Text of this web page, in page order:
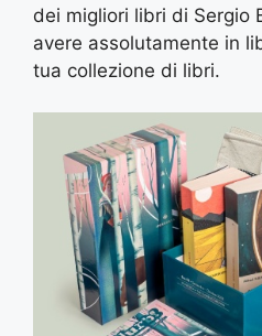
dei migliori libri di Sergio
avere assolutamente in
tua collezione di libri.